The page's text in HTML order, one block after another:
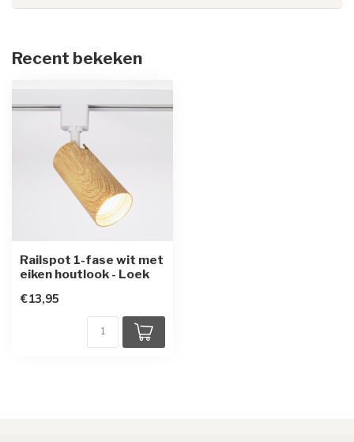
Recent bekeken
Railspot 1-fase wit met
eiken houtlook - Loek
€13,95